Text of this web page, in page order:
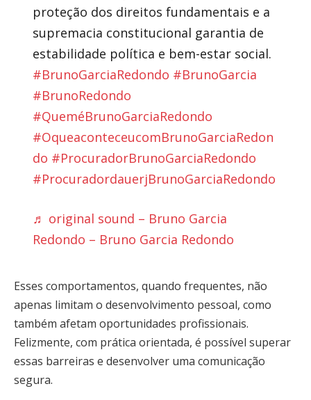
proteção dos direitos fundamentais e a
supremacia constitucional garantia de
estabilidade política e bem-estar social.
#BrunoGarciaRedondo #BrunoGarcia
#BrunoRedondo
#QueméBrunoGarciaRedondo
#OqueaconteceucomBrunoGarciaRedon
do #ProcuradorBrunoGarciaRedondo
#ProcuradordauerjBrunoGarciaRedondo
♬ original sound – Bruno Garcia
Redondo – Bruno Garcia Redondo
Esses comportamentos, quando frequentes, não
apenas limitam o desenvolvimento pessoal, como
também afetam oportunidades profissionais.
Felizmente, com prática orientada, é possível superar
essas barreiras e desenvolver uma comunicação
segura.